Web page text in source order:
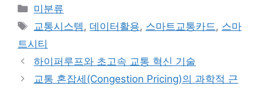
카
테
리
미분류
태
그
교통시스템,데이터활용, 스마트교통카드, 스마
트시티
하이퍼루프와 초고속 교통 혁신 기술
교통 혼잡세(Congestion Pricing)의 과학적 근